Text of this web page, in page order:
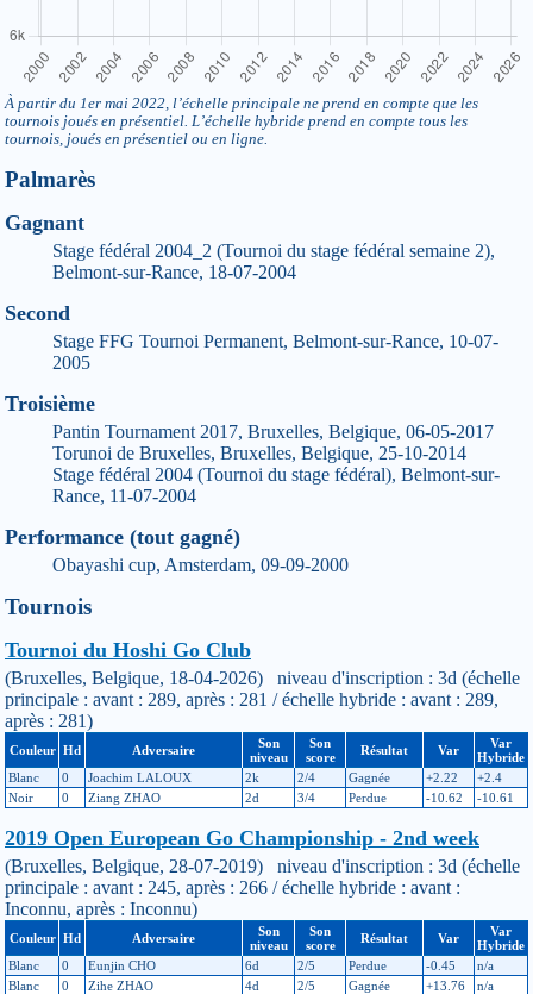
À partir du 1er mai 2022, l’échelle principale ne prend en compte que les
tournois joués en présentiel. L’échelle hybride prend en compte tous les
tournois, joués en présentiel ou en ligne.
Palmarès
Gagnant
Stage fédéral 2004_2 (Tournoi du stage fédéral semaine 2),
Belmont-sur-Rance, 18-07-2004
Second
Stage FFG Tournoi Permanent, Belmont-sur-Rance, 10-07-
2005
Troisième
Pantin Tournament 2017, Bruxelles, Belgique, 06-05-2017
Torunoi de Bruxelles, Bruxelles, Belgique, 25-10-2014
Stage fédéral 2004 (Tournoi du stage fédéral), Belmont-sur-
Rance, 11-07-2004
Performance (tout gagné)
Obayashi cup, Amsterdam, 09-09-2000
Tournois
Tournoi du Hoshi Go Club
(Bruxelles, Belgique, 18-04-2026) niveau d'inscription : 3d (échelle
principale : avant : 289, après : 281 / échelle hybride : avant : 289,
après : 281)
Couleur Hd Adversaire
Son
niveau
Son
score
Résultat Var
Var
Hybride
Blanc
0 Joachim LALOUX 2k 2/4 Gagnée +2.22
+2.4
Noir
0 Ziang ZHAO 2d 3/4 Perdue -10.62 -10.61
2019 Open European Go Championship - 2nd week
(Bruxelles, Belgique, 28-07-2019) niveau d'inscription : 3d (échelle
principale : avant : 245, après : 266 / échelle hybride : avant :
Inconnu, après : Inconnu)
Couleur Hd Adversaire
Son
niveau
Son
score
Résultat Var
Var
Hybride
Blanc
0 Eunjin CHO 6d 2/5 Perdue -0.45
n/a
Blanc
0 Zihe ZHAO 4d 2/5 Gagnée +13.76
n/a